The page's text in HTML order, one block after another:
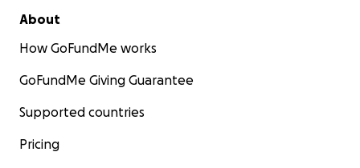
About
How GoFundMe works
GoFundMe Giving Guarantee
Supported countries
Pricing